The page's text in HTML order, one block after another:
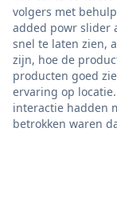
volgers met
added powr slider
snel te laten zien,
zijn, hoe de
producten goed
ervaring op
interactie hadden
betrokken waren